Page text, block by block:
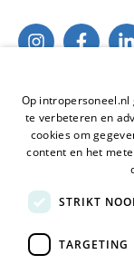
2026 © Intro
Certificeringen
Algemene
Op
te verbeteren en
cookies om
content en het
STRIKT
TARGETING